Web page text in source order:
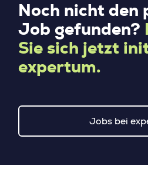
Noch nicht den
Job gefunden?
Sie sich jetzt
expertum.
Jobs bei